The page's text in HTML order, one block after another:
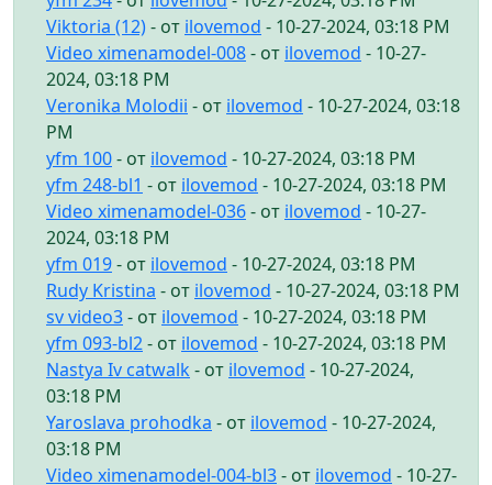
Viktoria (12)- от ilovemod - 10-27-2024, 03:18 PM
Video ximenamodel-008- от ilovemod - 10-27-
2024, 03:18 PM
Veronika Molodii - от ilovemod - 10-27-2024, 03:18
PM
yfm 100- от ilovemod - 10-27-2024, 03:18 PM
yfm 248-bl1 - от ilovemod - 10-27-2024, 03:18 PM
Video ximenamodel-036- от ilovemod - 10-27-
2024, 03:18 PM
yfm 019- от ilovemod - 10-27-2024, 03:18 PM
Rudy Kristina - от ilovemod - 10-27-2024, 03:18 PM
sv video3- от ilovemod - 10-27-2024, 03:18 PM
yfm 093-bl2- от ilovemod - 10-27-2024, 03:18 PM
Nastya Iv catwalk - от ilovemod - 10-27-2024,
03:18 PM
Yaroslava prohodka - от ilovemod - 10-27-2024,
03:18 PM
Video ximenamodel-004-bl3- от ilovemod - 10-27-